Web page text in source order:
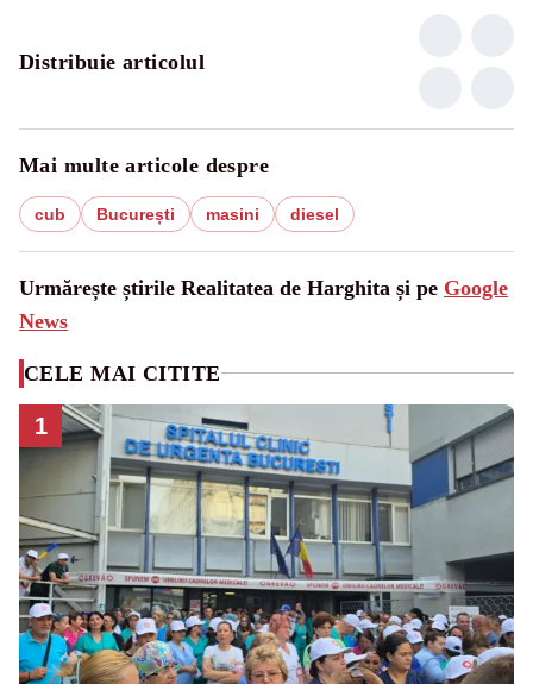
Distribuie articolul
Mai multe articole despre
cub București masini diesel
Urmărește știrile Realitatea de Harghita și pe Google
News
CELE MAI CITITE
1